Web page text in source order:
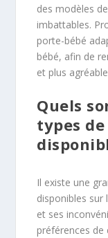
des modèles
imbattables.
porte-bébé
bébé, afin de
et plus
Quels
types
Il existe une
disponibles sur
et ses
préférences de